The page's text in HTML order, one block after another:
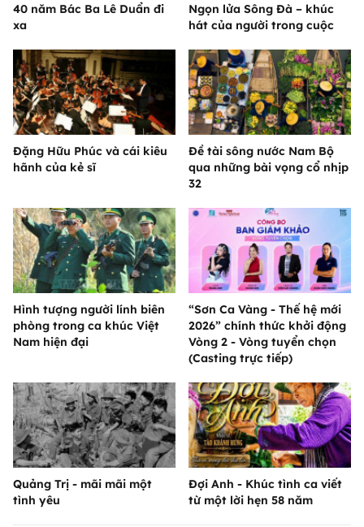
40 năm Bác Ba Lê Duẩn đi
xa
Ngọn lửa Sông Đà – khúc
hát của người trong cuộc
Đặng Hữu Phúc và cái kiêu
hãnh của kẻ sĩ
Đề tài sông nước Nam Bộ
qua những bài vọng cổ nhịp
32
Hình tượng người lính biên
phòng trong ca khúc Việt
Nam hiện đại
“Sơn Ca Vàng - Thế hệ mới
2026” chính thức khởi động
Vòng 2 - Vòng tuyển chọn
(Casting trực tiếp)
Quảng Trị - mãi mãi một
tình yêu
Đợi Anh - Khúc tình ca viết
từ một lời hẹn 58 năm